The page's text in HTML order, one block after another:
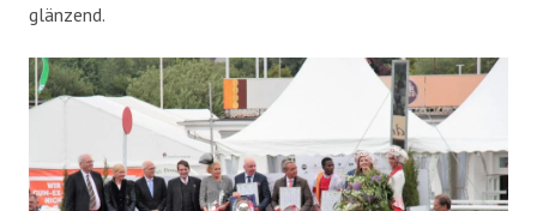
glänzend.